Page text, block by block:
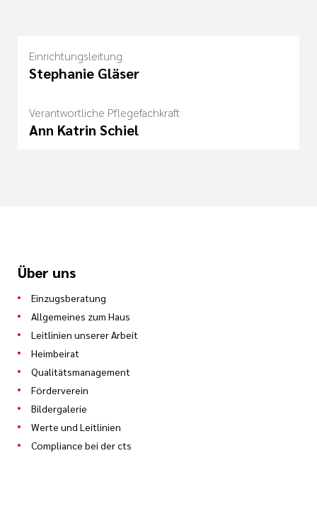
Einrichtungsleitung
Stephanie Gläser
Verantwortliche Pflegefachkraft
Ann Katrin Schiel
Über uns
Einzugsberatung
Allgemeines zum Haus
Leitlinien unserer Arbeit
Heimbeirat
Qualitätsmanagement
Förderverein
Bildergalerie
Werte und Leitlinien
Compliance bei der cts